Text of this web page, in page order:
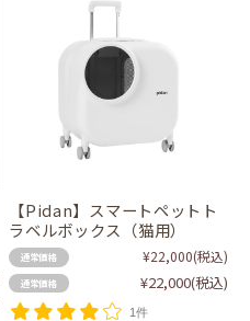
【Pidan】スマートペットト
ラベルボックス（猫用）
通常価格 ¥22,000(税込)
通常価格 ¥22,000(税込)
1件